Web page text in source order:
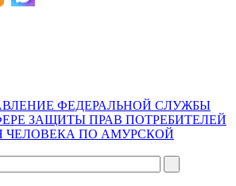
ФЕДЕРАЛЬНОЙ СЛУЖБЫ
ЗАЩИТЫ ПРАВ ПОТРЕБИТЕЛЕЙ
ЧЕЛОВЕКА ПО АМУРСКОЙ